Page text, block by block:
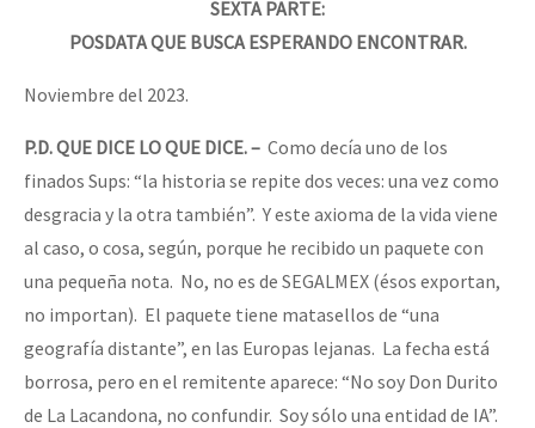
Migración
Presos
Niñxs
ETIQUETAS
MULTIMEDIA
Audio
Fotorreportaje
Video
SEXTA PARTE:
POSDATA QUE BUSCA ESPERANDO ENCONTRAR.
Noviembre del 2023.
P.D. QUE DICE LO QUE DICE. – Como decía uno de los
finados Sups: “la historia se repite dos veces: una vez como
desgracia y la otra también”. Y este axioma de la vida viene
al caso, o cosa, según, porque he recibido un paquete con
una pequeña nota. No, no es de SEGALMEX (ésos exportan,
no importan). El paquete tiene matasellos de “una
geografía distante”, en las Europas lejanas. La fecha está
borrosa, pero en el remitente aparece: “No soy Don Durito
de La Lacandona, no confundir. Soy sólo una entidad de IA”.